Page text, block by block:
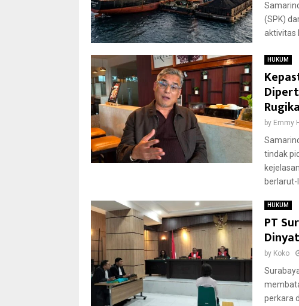
(SPK)
aktivitas
HUKUM
by Emmy
tindak
berlarut-
HUKUM
PT
by Koko
perkara